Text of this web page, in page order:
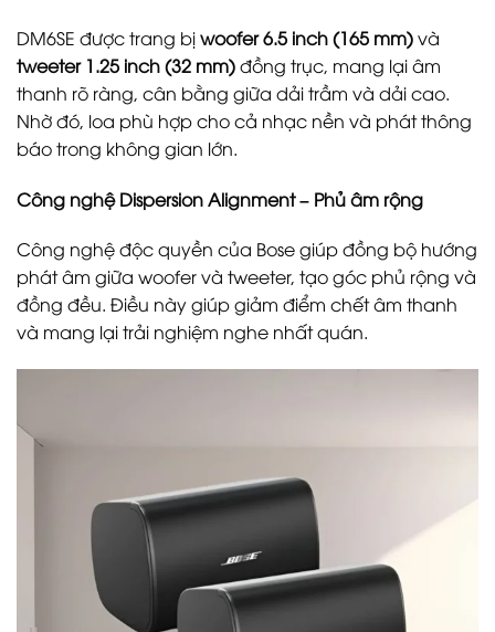
DM6SE được trang bịwoofer 6.5 inch (165 mm)và
tweeter 1.25 inch (32 mm)đồng trục, mang lại âm
thanh rõ ràng, cân bằng giữa dải trầm và dải cao.
Nhờ đó, loa phù hợp cho cả nhạc nền và phát thông
báo trong không gian lớn.
Công nghệ Dispersion Alignment – Phủ âm rộng
Công nghệ độc quyền của Bose giúp đồng bộ hướng
phát âm giữa woofer và tweeter, tạo góc phủ rộng và
đồng đều. Điều này giúp giảm điểm chết âm thanh
và mang lại trải nghiệm nghe nhất quán.